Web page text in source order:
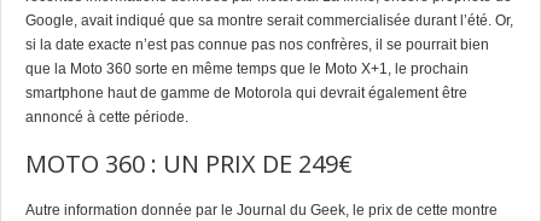
Google, avait indiqué que sa montre serait commercialisée durant l’été. Or,
si la date exacte n’est pas connue pas nos confrères, il se pourrait bien
que la Moto 360 sorte en même temps que le Moto X+1, le prochain
smartphone haut de gamme de Motorola qui devrait également être
annoncé à cette période.
MOTO 360 : UN PRIX DE 249€
Autre information donnée par le Journal du Geek, le prix de cette montre